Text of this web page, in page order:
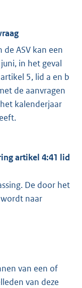
ASV kan een
in het geval
5, lid a en b
de aanvragen
kalenderjaar
artikel 4:41 lid
De door het
naar
van een of
van deze